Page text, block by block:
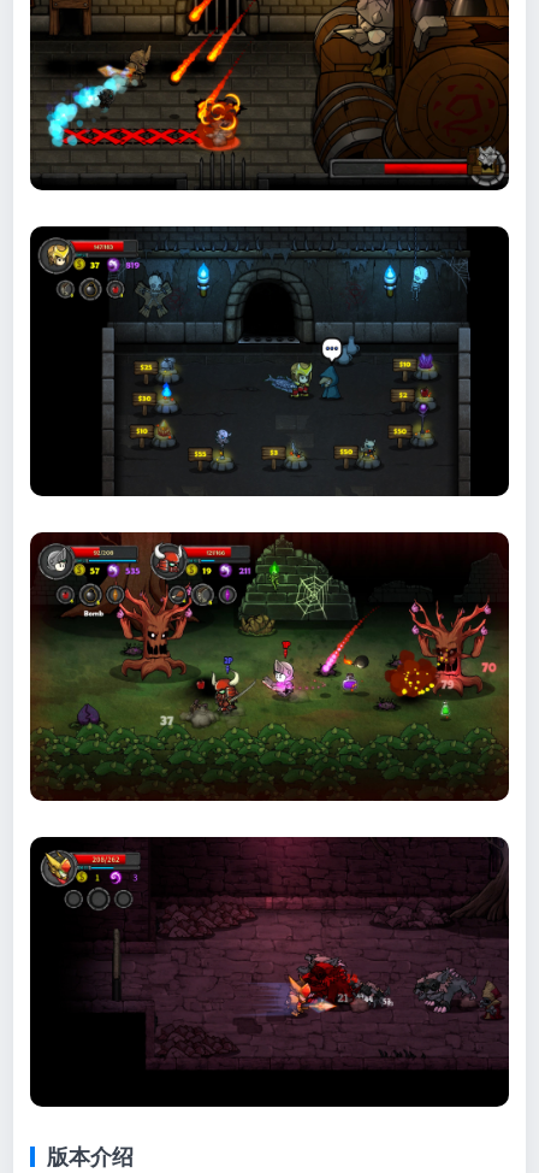
版本介绍